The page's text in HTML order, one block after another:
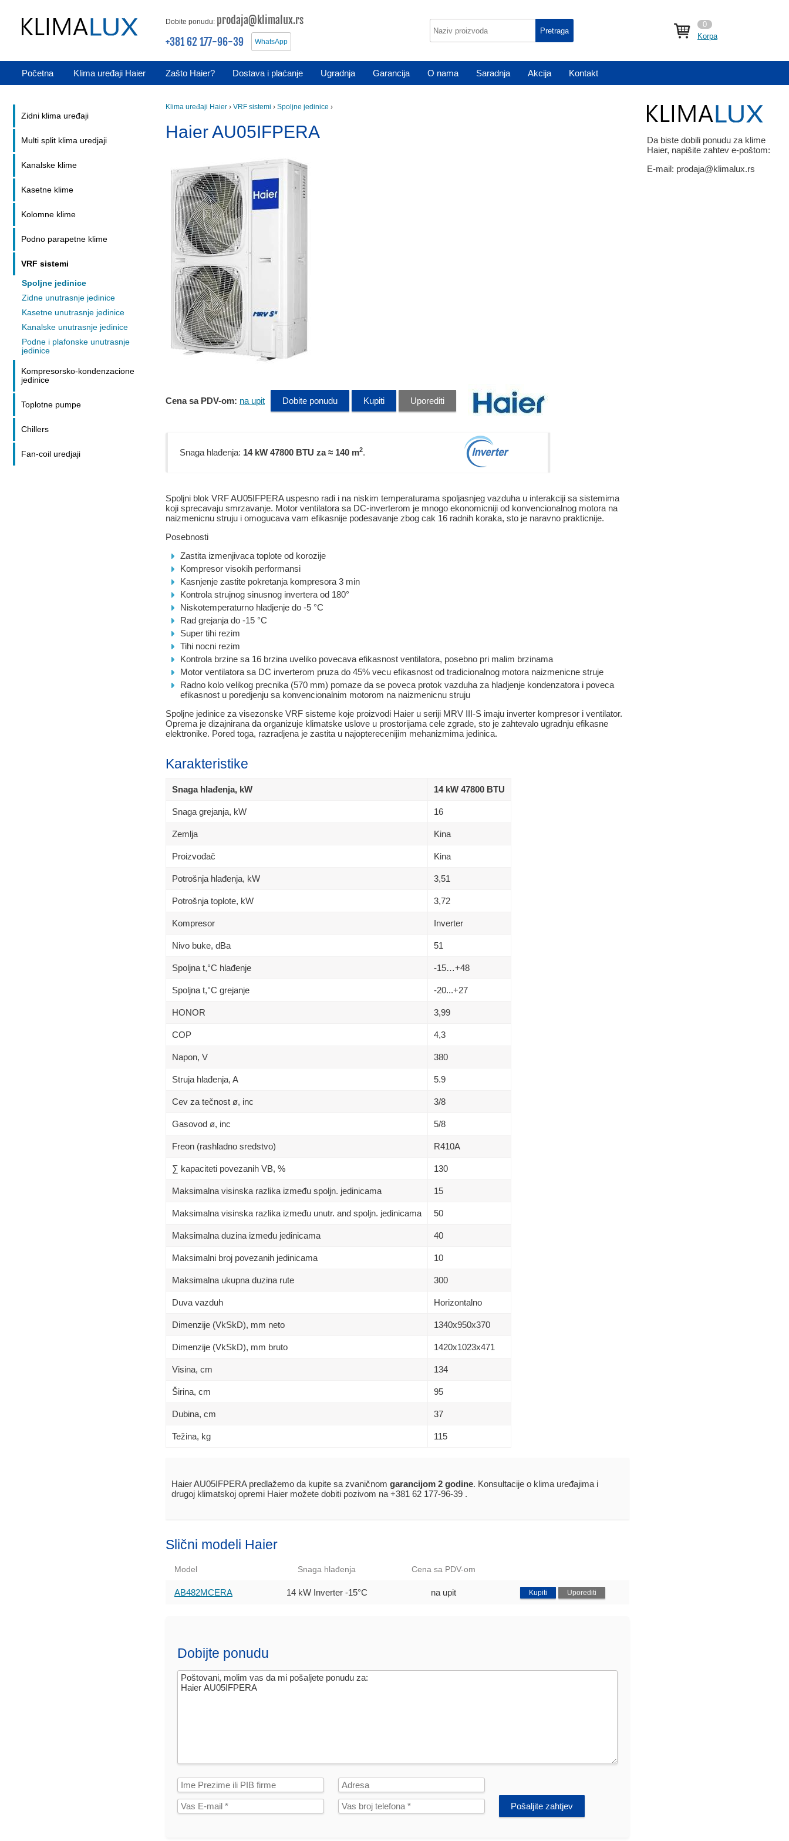
Dobite ponudu: prodaja@klimalux.rs
+381 62 177-96-39
WhatsApp
Pretraga
0
Korpa
Početna Klima uređaji Haier Zašto Haier? Dostava i plaćanje Ugradnja Garancija O nama Saradnja Akcija Kontakt
Klima uređaji Haier › VRF sistemi › Spoljne jedinice ›
Haier AU05IFPERA
Cena sa PDV-om: na upit Dobite ponudu Kupiti Uporediti
Snaga hlađenja: 14 kW 47800 BTU za ≈ 140 m2.
Spoljni blok VRF AU05IFPERA uspesno radi i na niskim temperaturama spoljasnjeg vazduha u interakciji sa sistemima
koji sprecavaju smrzavanje. Motor ventilatora sa DC-inverterom je mnogo ekonomicniji od konvencionalnog motora na
naizmenicnu struju i omogucava vam efikasnije podesavanje zbog cak 16 radnih koraka, sto je naravno prakticnije.
Posebnosti
Zastita izmenjivaca toplote od korozije
Kompresor visokih performansi
Kasnjenje zastite pokretanja kompresora 3 min
Kontrola strujnog sinusnog invertera od 180°
Niskotemperaturno hladjenje do -5 °C
Rad grejanja do -15 °C
Super tihi rezim
Tihi nocni rezim
Kontrola brzine sa 16 brzina uveliko povecava efikasnost ventilatora, posebno pri malim brzinama
Motor ventilatora sa DC inverterom pruza do 45% vecu efikasnost od tradicionalnog motora naizmenicne struje
Radno kolo velikog precnika (570 mm) pomaze da se poveca protok vazduha za hladjenje kondenzatora i poveca
efikasnost u poredjenju sa konvencionalnim motorom na naizmenicnu struju
Spoljne jedinice za visezonske VRF sisteme koje proizvodi Haier u seriji MRV III-S imaju inverter kompresor i ventilator.
Oprema je dizajnirana da organizuje klimatske uslove u prostorijama cele zgrade, sto je zahtevalo ugradnju efikasne
elektronike. Pored toga, razradjena je zastita u najopterecenijim mehanizmima jedinica.
Karakteristike
Snaga hlađenja, kW 14 kW 47800 BTU
Snaga grejanja, kW 16
Zemlja Kina
Proizvođač Kina
Potrošnja hlađenja, kW 3,51
Potrošnja toplote, kW 3,72
Kompresor Inverter
Nivo buke, dBa 51
Spoljna t,°C hlađenje -15…+48
Spoljna t,°C grejanje -20...+27
HONOR 3,99
COP 4,3
Napon, V 380
Struja hlađenja, A 5.9
Cev za tečnost ø, inc 3/8
Gasovod ø, inc 5/8
Freon (rashladno sredstvo) R410A
∑ kapaciteti povezanih VB, % 130
Maksimalna visinska razlika između spoljn. jedinicama 15
Maksimalna visinska razlika između unutr. and spoljn. jedinicama 50
Maksimalna duzina između jedinicama 40
Maksimalni broj povezanih jedinicama 10
Maksimalna ukupna duzina rute 300
Duva vazduh Horizontalno
Dimenzije (VkSkD), mm neto 1340х950х370
Dimenzije (VkSkD), mm bruto 1420х1023х471
Visina, сm 134
Širina, сm 95
Dubina, сm 37
Težina, kg 115
Haier AU05IFPERA predlažemo da kupite sa zvaničnom garancijom 2 godine. Konsultacije o klima uređajima i
drugoj klimatskoj opremi Haier možete dobiti pozivom na +381 62 177-96-39 .
Slični modeli Haier
Model Snaga hlađenja Cena sa PDV-om
AB482MCERA 14 kW Inverter -15°C na upit Kupiti Uporediti
Dobijte ponudu
Pošaljite zahtjev
Zidni klima uređaji
Multi split klima uredjaji
Kanalske klime
Kasetne klime
Kolomne klime
Podno parapetne klime
VRF sistemi
Spoljne jedinice
Zidne unutrasnje jedinice
Kasetne unutrasnje jedinice
Kanalske unutrasnje jedinice
Podne i plafonske unutrasnje
jedinice
Kompresorsko-kondenzacione
jedinice
Toplotne pumpe
Chillers
Fan-coil uredjaji
Da biste dobili ponudu za klime
Haier, napišite zahtev e-poštom:
E-mail: prodaja@klimalux.rs